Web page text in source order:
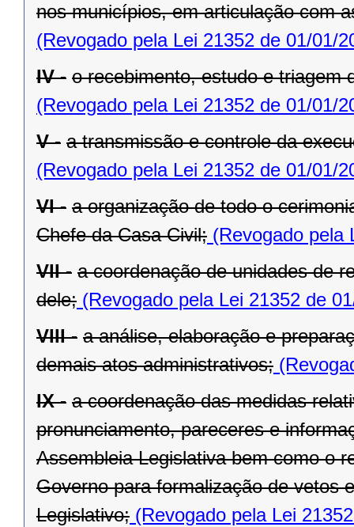
nos municípios, em articulação com
(Revogado pela Lei 21352 de 01/01/
IV - o recebimento, estudo e triagem
(Revogado pela Lei 21352 de 01/01/
V - a transmissão e controle da
(Revogado pela Lei 21352 de 01/01/
VI - a organização de todo o
Chefe da Casa Civil; (Revogado pela
VII - a coordenação de unidades de
dele; (Revogado pela Lei 21352 de
VIII - a análise, elaboração e
demais atos administrativos;
IX - a coordenação das medidas
pronunciamento, pareceres e
Assembleia Legislativa bem como o
Governo para formalização de vetos
Legislativo; (Revogado pela Lei